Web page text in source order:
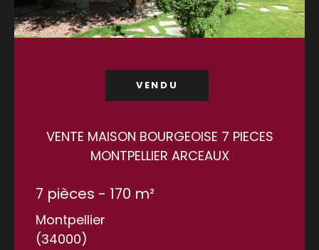
VENDU
VENTE MAISON BOURGEOISE 7 PIECES
MONTPELLIER ARCEAUX
7 pièces - 170 m²
Montpellier
(34000)